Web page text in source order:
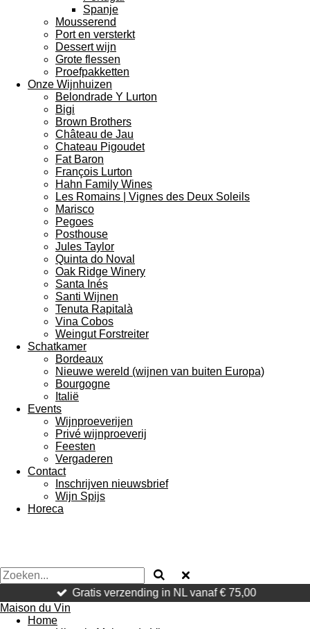
Spanje
Mousserend
Port en versterkt
Dessert wijn
Grote flessen
Proefpakketten
Onze Wijnhuizen
Belondrade Y Lurton
Bigi
Brown Brothers
Château de Jau
Chateau Pigoudet
Fat Baron
François Lurton
Hahn Family Wines
Les Romains | Vignes des Deux Soleils
Marisco
Pegoes
Posthouse
Jules Taylor
Quinta do Noval
Oak Ridge Winery
Santa Inés
Santi Wijnen
Tenuta Rapitalà
Vina Cobos
Weingut Forstreiter
Schatkamer
Bordeaux
Nieuwe wereld (wijnen van buiten Europa)
Bourgogne
Italië
Events
Wijnproeverijen
Privé wijnproeverij
Feesten
Vergaderen
Contact
Inschrijven nieuwsbrief
Wijn Spijs
Horeca
Gratis verzending in NL vanaf € 75,00
Maison du Vin
Home